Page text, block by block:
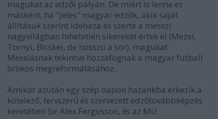
magukat az edzői pályán. De miért is lenne ez
másként, ha "jeles" magyar edzők, akik saját
állításuk szerint idehaza és szerte a messzi
nagyvilágban hihetetlen sikereket értek el (Mezei,
Tornyi, Bicskei, de hosszú a sor), magukat
Messiásnak tekintve hozzáfognak a magyar futball
örökös megreformálásához.
Amikor azután egy szép napon hazánkba érkezik a
kötelező, tervszerű és szervezett edzőtovábbképzés
keretében Sir Alex Fergusson, és az MU